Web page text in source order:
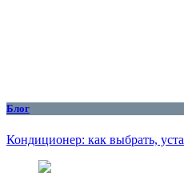
Блог
Кондиционер: как выбрать,